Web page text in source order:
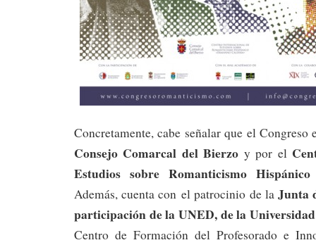
Concretamente, cabe señalar que el
Consejo Comarcal del Bierzo y por el
Estudios sobre Romanticismo
Además, cuenta con el patrocinio de la Junta
participación de la UNED, de la
Centro de Formación del Profesorado e